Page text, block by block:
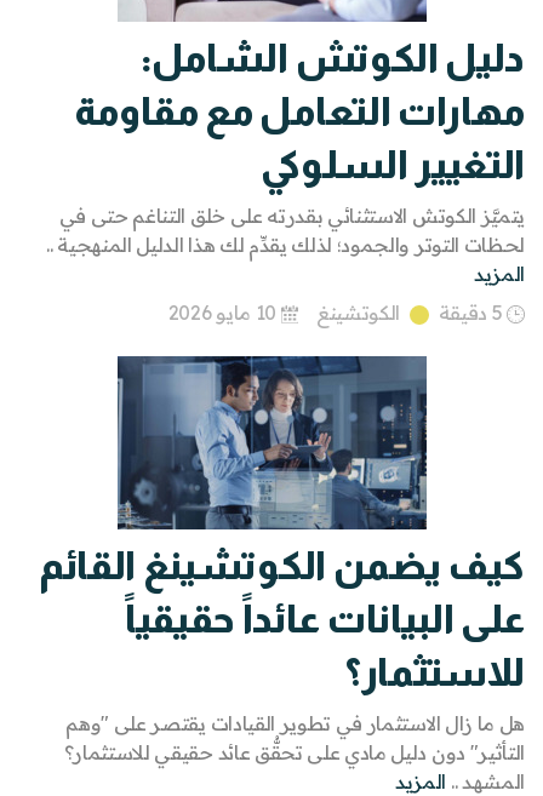
دليل الكوتش الشامل:
مهارات التعامل مع مقاومة
التغيير السلوكي
يتميَّز الكوتش الاستثنائي بقدرته على خلق التناغم حتى في
لحظات التوتر والجمود؛ لذلك يقدِّم لك هذا الدليل المنهجية ..
المزيد
5 دقيقة
الكوتشينغ
كيف يضمن الكوتشينغ القائم
على البيانات عائداً حقيقياً
للاستثمار؟
هل ما زال الاستثمار في تطوير القيادات يقتصر على "وهم
التأثير" دون دليل مادي على تحقُّق عائد حقيقي للاستثمار؟
المشهد .. المزيد